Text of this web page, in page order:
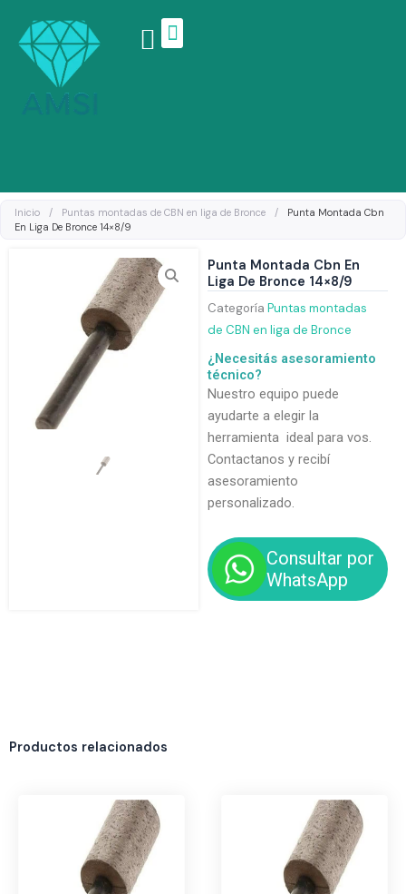
contenido
Inicio / Puntas montadas de CBN en liga de Bronce /
Punta Montada Cbn
En Liga De Bronce 14×8/9
Punta Montada Cbn En
Liga De Bronce 14×8/9
Categoría Puntas montadas
de CBN en liga de Bronce
¿Necesitás asesoramiento
técnico?
Nuestro equipo puede
ayudarte a elegir la
herramienta ideal para vos.
Contactanos y recibí
asesoramiento
personalizado.
Consultar por
WhatsApp
Productos relacionados